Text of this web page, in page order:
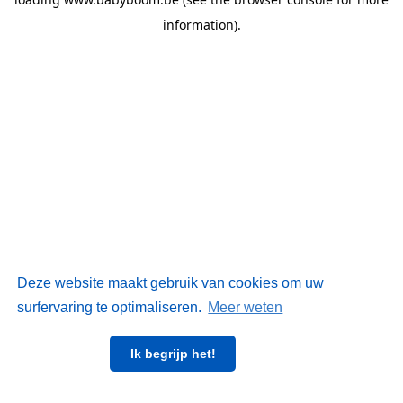
Deze website maakt gebruik van cookies om uw
surfervaring te optimaliseren. Meer weten
Ik begrijp het!
information).